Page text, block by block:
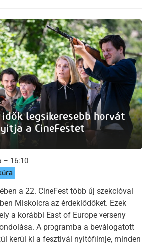
idők legsikeresebb horvát
a CineFestet
– 16:10
a 22. CineFest több új szekcióval
Miskolcra az érdeklődőket. Ezek
a korábbi East of Europe verseny
A programba a beválogatott
kerül ki a fesztivál nyitófilmje, minden